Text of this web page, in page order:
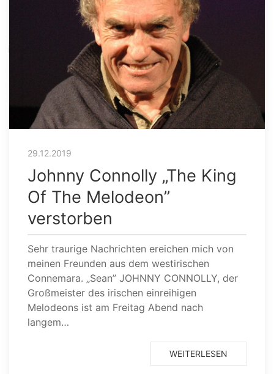
29.12.2019
Johnny Connolly „The King
Of The Melodeon”
verstorben
Sehr traurige Nachrichten ereichen mich von
meinen Freunden aus dem westirischen
Connemara. „Sean” JOHNNY CONNOLLY, der
Großmeister des irischen einreihigen
Melodeons ist am Freitag Abend nach
langem…
WEITERLESEN